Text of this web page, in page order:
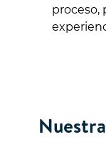
proceso,